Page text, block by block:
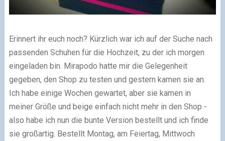
Erinnert ihr euch noch? Kürzlich war ich auf der Suche nach
passenden Schuhen für die Hochzeit, zu der ich morgen
eingeladen bin. Mirapodo hatte mir die Gelegenheit
gegeben, den Shop zu testen und gestern kamen sie an.
Ich habe einige Wochen gewartet, aber sie kamen in
meiner Größe und beige einfach nicht mehr in den Shop -
also habe ich nun die bunte Version bestellt und ich finde
sie großartig. Bestellt Montag, am Feiertag, Mittwoch